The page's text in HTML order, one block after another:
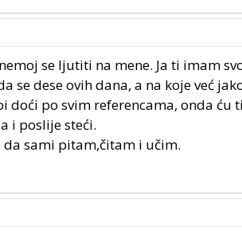
se ljutiti na mene. Ja ti imam
se dese ovih dana, a na koje već
doći po svim referencama, onda ću
i poslije steći.
sami pitam,čitam i učim.